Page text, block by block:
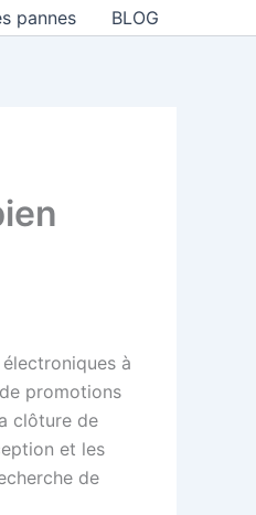
pannes BLOG
à
promotions
clôture de
et les
de